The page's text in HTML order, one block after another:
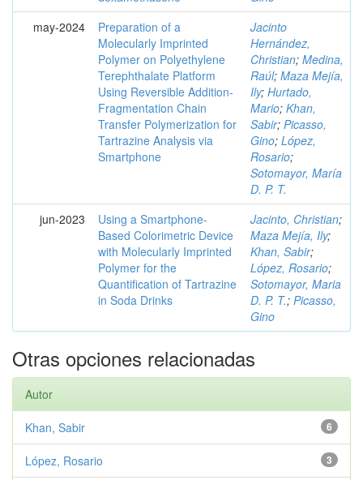
may-2024
Preparation of a
Molecularly Imprinted
Polymer on Polyethylene
Terephthalate Platform
Using Reversible Addition-
Fragmentation Chain
Transfer Polymerization for
Tartrazine Analysis via
Smartphone
Jacinto
Hernández,
Christian; Medina,
Raúl; Maza Mejía,
Ily; Hurtado,
Mario; Khan,
Sabir; Picasso,
Gino; López,
Rosario;
Sotomayor, María
D. P. T.
jun-2023
Using a Smartphone-
Based Colorimetric Device
with Molecularly Imprinted
Polymer for the
Quantification of Tartrazine
in Soda Drinks
Jacinto, Christian;
Maza Mejía, Ily;
Khan, Sabir;
López, Rosario;
Sotomayor, Maria
D. P. T.; Picasso,
Gino
Otras opciones relacionadas
Autor
6
Khan, Sabir
3
López, Rosario